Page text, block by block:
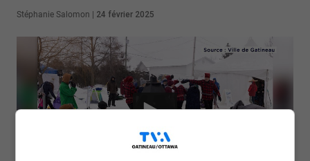
Stéphanie Salomon 24 février 2025